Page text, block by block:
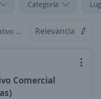
Categoría
Aires Relevancia
Comercial